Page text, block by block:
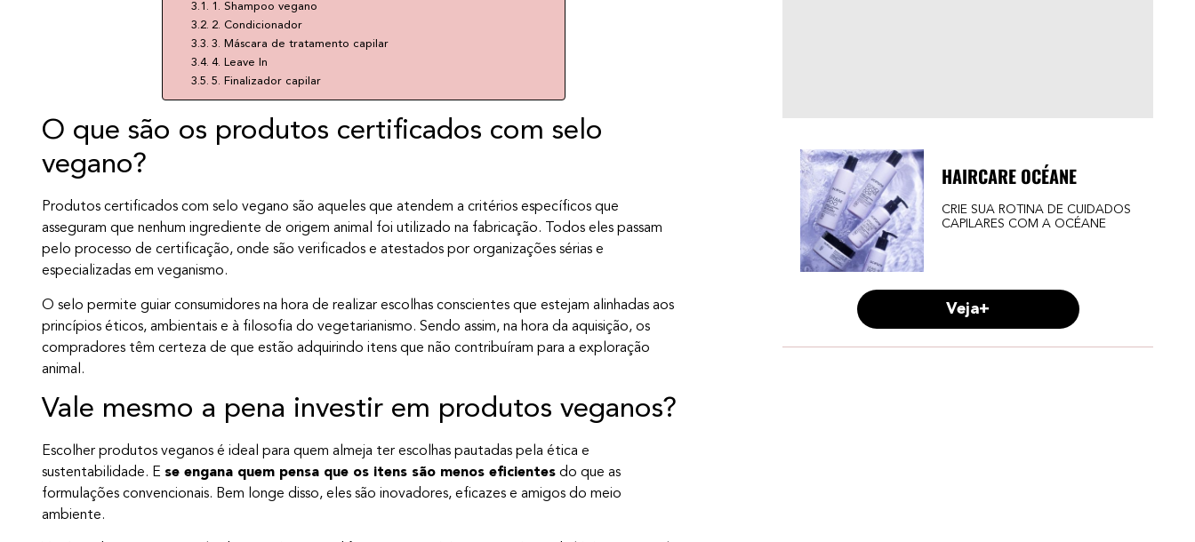
1. Shampoo vegano
2. Condicionador
3. Máscara de tratamento capilar
4. Leave In
5. Finalizador capilar
O que são os produtos certificados com selo
vegano?
Produtos certificados com selo vegano são aqueles que atendem a critérios específicos que
asseguram que nenhum ingrediente de origem animal foi utilizado na fabricação. Todos eles passam
pelo processo de certificação, onde são verificados e atestados por organizações sérias e
especializadas em veganismo.
O selo permite guiar consumidores na hora de realizar escolhas conscientes que estejam alinhadas aos
princípios éticos, ambientais e à filosofia do vegetarianismo. Sendo assim, na hora da aquisição, os
compradores têm certeza de que estão adquirindo itens que não contribuíram para a exploração
animal.
Vale mesmo a pena investir em produtos veganos?
Escolher produtos veganos é ideal para quem almeja ter escolhas pautadas pela ética e
sustentabilidade. E se engana quem pensa que os itens são menos eficientes do que as
formulações convencionais. Bem longe disso, eles são inovadores, eficazes e amigos do meio
ambiente.
HAIRCARE OCÉANE
CRIE SUA ROTINA DE CUIDADOS
CAPILARES COM A OCÉANE
Veja+